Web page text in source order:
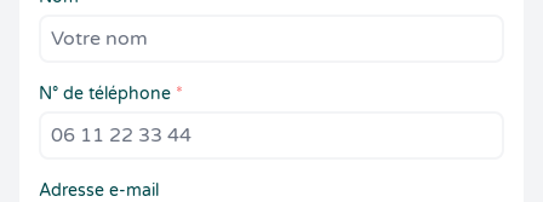
N° de téléphone *
Adresse e-mail